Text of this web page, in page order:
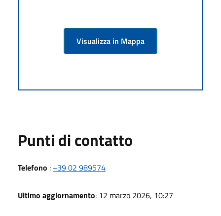
Visualizza in Mappa
Punti di contatto
Telefono : +39 02 989574
Ultimo aggiornamento: 12 marzo 2026, 10:27